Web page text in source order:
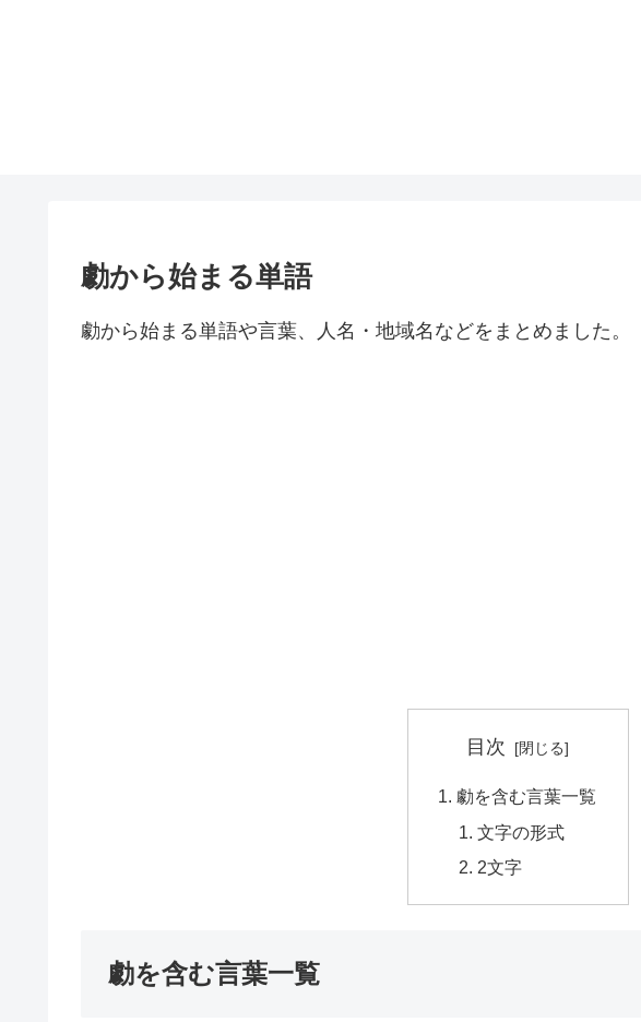
勮から始まる単語
勮から始まる単語や言葉、人名・地域名などをまとめました。
目次
勮を含む言葉一覧
文字の形式
2文字
勮を含む言葉一覧